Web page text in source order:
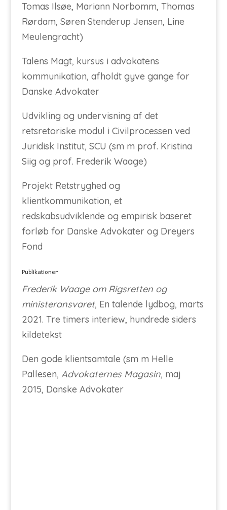
Tomas Ilsøe, Mariann Norbomm, Thomas
Rørdam, Søren Stenderup Jensen, Line
Meulengracht)
Talens Magt, kursus i advokatens
kommunikation, afholdt gyve gange for
Danske Advokater
Udvikling og undervisning af det
retsretoriske modul i Civilprocessen ved
Juridisk Institut, SCU (sm m prof. Kristina
Siig og prof. Frederik Waage)
Projekt Retstryghed og
klientkommunikation, et
redskabsudviklende og empirisk baseret
forløb for Danske Advokater og Dreyers
Fond
Publikationer
Frederik Waage om Rigsretten og
ministeransvaret, En talende lydbog, marts
2021. Tre timers interiew, hundrede siders
kildetekst
Den gode klientsamtale (sm m Helle
Pallesen, Advokaternes Magasin, maj
2015, Danske Advokater